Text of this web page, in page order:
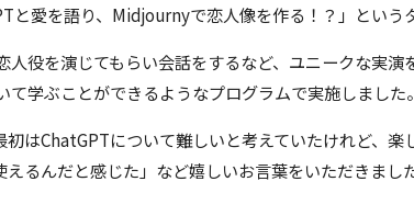
と愛を語り、Midjournyで恋人像を作る！？」という
人役を演じてもらい会話をするなど、ユニークな実
学ぶことができるようなプログラムで実施しました。
はChatGPTについて難しいと考えていたけれど、楽
るんだと感じた」など嬉しいお言葉をいただきまし